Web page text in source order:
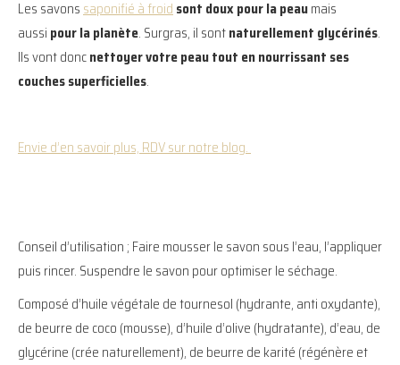
Les savonssaponifié à froidsont doux pour la peaumais
aussi pour la planète. Surgras, il sontnaturellement glycérinés.
Ils vont doncnettoyer votre peau tout en nourrissant ses
couches superficielles.
Envie d’en savoir plus, RDV sur notre blog.
Conseil d’utilisation ; Faire mousser le savon sous l’eau, l’appliquer
puis rincer. Suspendre le savon pour optimiser le séchage.
Composé d’huile végétale de tournesol (hydrante, anti oxydante),
de beurre de coco (mousse), d’huile d’olive (hydratante), d’eau, de
glycérine (crée naturellement), de beurre de karité (régénère et